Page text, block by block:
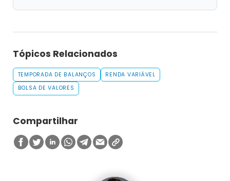
Tópicos Relacionados
TEMPORADA DE BALANÇOS
RENDA VARIÁVEL
BOLSA DE VALORES
Compartilhar